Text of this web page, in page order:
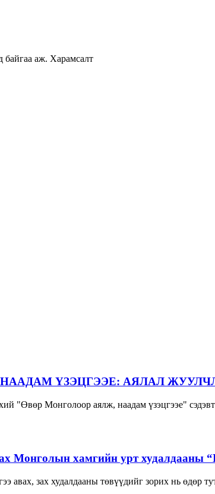
байгаа аж. Харамсалт
ҮЗЭЦГЭЭЕ: АЯЛАЛ
"Өвөр Монголоор аялж, наадам үзэцгээе"
Монголын хамгийн урт худалдааны
авах, зах худалдааны төвүүдийг зорих нь өдөр